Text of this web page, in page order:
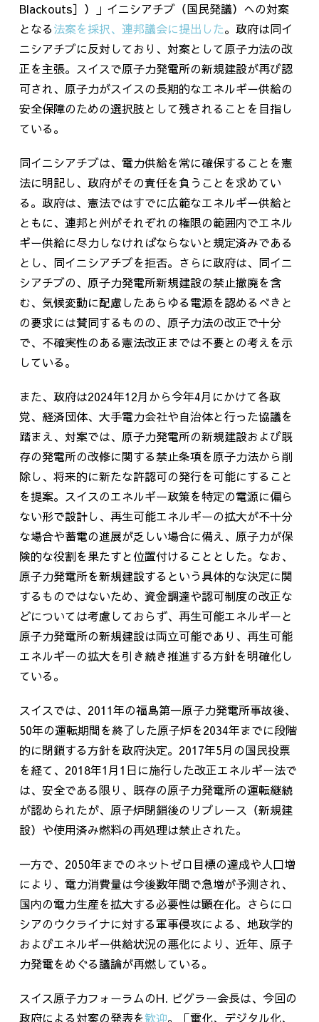
Blackouts］）」イニシアチブ（国民発議）への対案
となる法案を採択、連邦議会に提出した。政府は同イ
ニシアチブに反対しており、対案として原子力法の改
正を主張。スイスで原子力発電所の新規建設が再び認
可され、原子力がスイスの長期的なエネルギー供給の
安全保障のための選択肢として残されることを目指し
ている。
同イニシアチブは、電力供給を常に確保することを憲
法に明記し、政府がその責任を負うことを求めてい
る。政府は、憲法ではすでに広範なエネルギー供給と
ともに、連邦と州がそれぞれの権限の範囲内でエネル
ギー供給に尽力しなければならないと規定済みである
とし、同イニシアチブを拒否。さらに政府は、同イニ
シアチブの、原子力発電所新規建設の禁止撤廃を含
む、気候変動に配慮したあらゆる電源を認めるべきと
の要求には賛同するものの、原子力法の改正で十分
で、不確実性のある憲法改正までは不要との考えを示
している。
また、政府は2024年12月から今年4月にかけて各政
党、経済団体、大手電力会社や自治体と行った協議を
踏まえ、対案では、原子力発電所の新規建設および既
存の発電所の改修に関する禁止条項を原子力法から削
除し、将来的に新たな許認可の発行を可能にすること
を提案。スイスのエネルギー政策を特定の電源に偏ら
ない形で設計し、再生可能エネルギーの拡大が不十分
な場合や蓄電の進展が乏しい場合に備え、原子力が保
険的な役割を果たすと位置付けることとした。なお、
原子力発電所を新規建設するという具体的な決定に関
するものではないため、資金調達や認可制度の改正な
どについては考慮しておらず、再生可能エネルギーと
原子力発電所の新規建設は両立可能であり、再生可能
エネルギーの拡大を引き続き推進する方針を明確化し
ている。
スイスでは、 2011年の福島第一原子力発電所事故後、
50年の運転期間を終了した原子炉を2034年までに段階
的に閉鎖する方針を政府決定。 2017年5月の国民投票
を経て、 2018年1月1 日に施行した改正エネルギー法で
は、安全である限り、既存の原子力発電所の運転継続
が認められたが、原子炉閉鎖後のリプレース（新規建
設）や使用済み燃料の再処理は禁止された。
一方で、 2050年までのネットゼロ目標の達成や人口増
により、電力消費量は今後数年間で急増が予測され、
国内の電力生産を拡大する必要性は顕在化。さらにロ
シアのウクライナに対する軍事侵攻による、地政学的
およびエネルギー供給状況の悪化により、近年、原子
力発電をめぐる議論が再燃している。
スイス原子力フォーラムのH. ビグラー会長は、今回の
政府による対案の発表を歓迎。「電化、デジタル化、